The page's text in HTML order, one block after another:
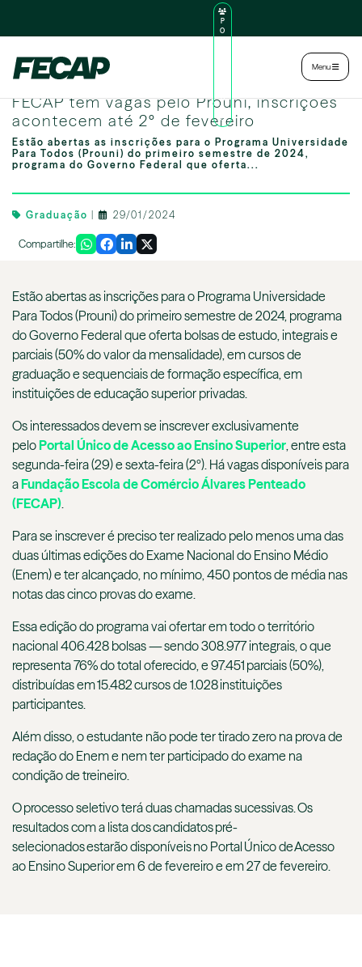
P
O
U
N
O
Menu
FECAP tem vagas pelo Prouni, inscrições
acontecem até 2º de fevereiro
Estão abertas as inscrições para o Programa Universidade
Para Todos (Prouni) do primeiro semestre de 2024,
programa do Governo Federal que oferta...
Graduação 29/01/2024
Compartilhe:
Estão abertas as inscrições para o Programa Universidade
Para Todos (Prouni) do primeiro semestre de 2024, programa
do Governo Federal que oferta bolsas de estudo, integrais e
parciais (50% do valor da mensalidade), em cursos de
graduação e sequenciais de formação específica, em
instituições de educação superior privadas.
Os interessados devem se inscrever exclusivamente
peloPortal Único de Acesso ao Ensino Superior, entre esta
segunda-feira (29) e sexta-feira (2º). Há vagas disponíveis para
aFundação Escola de Comércio Álvares Penteado
(FECAP).
Para se inscrever é preciso ter realizado pelo menos uma das
duas últimas edições do Exame Nacional do Ensino Médio
(Enem) e ter alcançado, no mínimo, 450 pontos de média nas
notas das cinco provas do exame.
Essa edição do programa vai ofertar em todo o território
nacional 406.428 bolsas — sendo 308.977 integrais, o que
representa 76% do total oferecido, e 97.451 parciais (50%),
distribuídas em 15.482 cursos de 1.028 instituições
participantes.
Além disso, o estudante não pode ter tirado zero na prova de
redação do Enem e nem ter participado do exame na
condição de treineiro.
O processo seletivo terá duas chamadas sucessivas. Os
resultados com a lista dos candidatos pré-
selecionados estarão disponíveis no Portal Único de Acesso
ao Ensino Superior em 6 de fevereiro e em 27 de fevereiro.